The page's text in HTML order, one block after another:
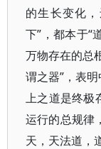
的生长变化，
下”，都本于“
万物存在的总
谓之器”，表
上之道是终极
运行的总规律
天，天法道，